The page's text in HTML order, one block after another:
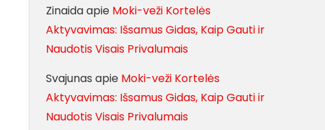
Zinaidaapie Moki-veži Kortelės
Aktyvavimas: Išsamus Gidas, Kaip Gauti ir
Naudotis Visais Privalumais
Svajunas apie Moki-veži Kortelės
Aktyvavimas: Išsamus Gidas, Kaip Gauti ir
Naudotis Visais Privalumais